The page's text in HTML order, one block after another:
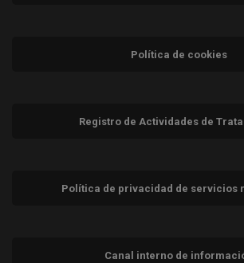
Política de cookies
Registro de Actividades de
Política de privacidad de servicios
Canal interno de